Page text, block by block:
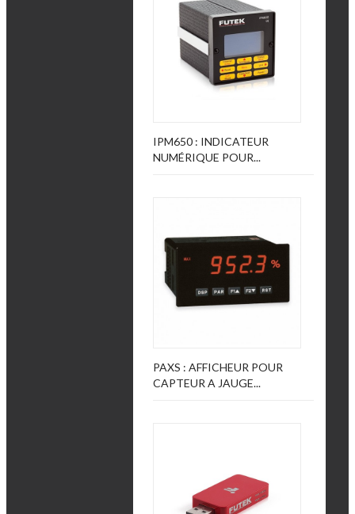
IPM650 : INDICATEUR
NUMÉRIQUE POUR...
PAXS : AFFICHEUR POUR
CAPTEUR A JAUGE...